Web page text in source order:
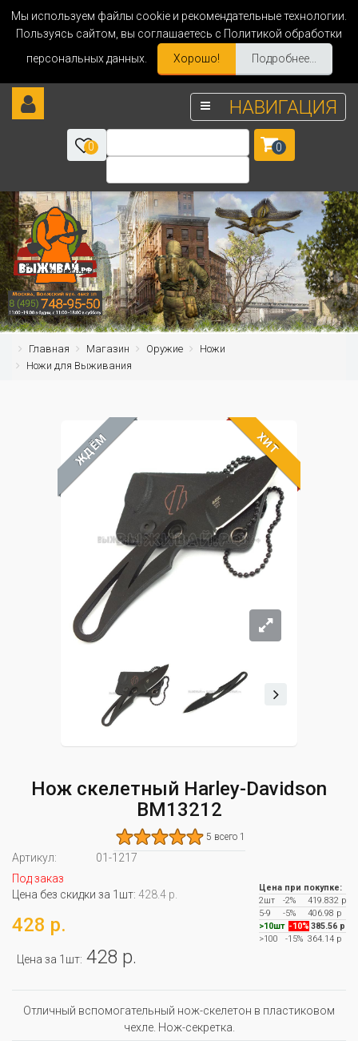
Мы используем файлы cookie и рекомендательные технологии.
Пользуясь сайтом, вы соглашаетесь с Политикой обработки
персональных данных.
Хорошо! Подробнее...
НАВИГАЦИЯ
0 0
Главная Магазин Оружие
Ножи
Ножи для Выживания
ЖДЁМ ХИТ
Нож скелетный Harley-Davidson
ВМ13212
5 всего 1
Артикул:
01-1217
Под заказ
Цена без скидки за 1шт: 428.4 р.
428 р.
Цена за 1шт: 428 р.
Цена при покупке:
2шт
-2%
419.832 р
5-9
-5%
406.98 р
>10шт -10% 385.56 р
>100
-15% 364.14 р
Отличный вспомогательный нож-скелетон в пластиковом
чехле. Нож-секретка.